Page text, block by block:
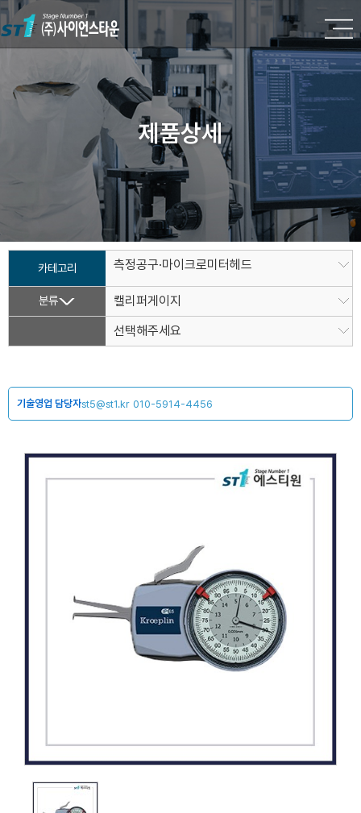
제품상세
카테고리 측정공구·마이크로미터헤드
분류
캘리퍼게이지
선택해주세요
기술영업 담당자st5@st1.kr 010-5914-4456